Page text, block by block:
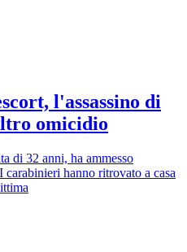
l'assassino di
omicidio
di 32 anni, ha ammesso
hanno ritrovato a casa